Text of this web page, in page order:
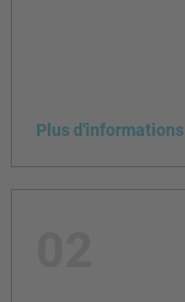
Plus d'informations